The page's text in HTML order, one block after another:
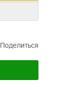
Поделиться